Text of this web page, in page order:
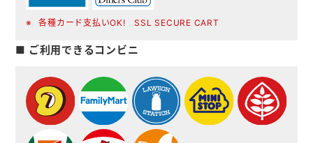
各種カード支払いOK! SSL SECURE CART
■ ご利用できるコンビニ